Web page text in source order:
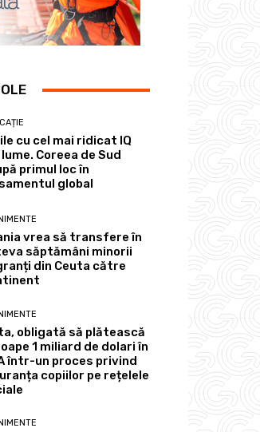
cu cel mai ridicat IQ
Coreea de Sud
primul loc în
global
vrea să transfere în
săptămâni minorii
din Ceuta către
obligată să plătească
1 miliard de dolari în
într-un proces privind
copiilor pe rețelele